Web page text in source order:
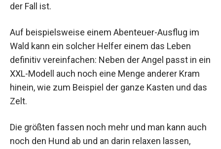
der Fall ist.
Auf beispielsweise einem Abenteuer-Ausflug im
Wald kann ein solcher Helfer einem das Leben
definitiv vereinfachen: Neben der Angel passt in ein
XXL-Modell auch noch eine Menge anderer Kram
hinein, wie zum Beispiel der ganze Kasten und das
Zelt.
Die größten fassen noch mehr und man kann auch
noch den Hund ab und an darin relaxen lassen,